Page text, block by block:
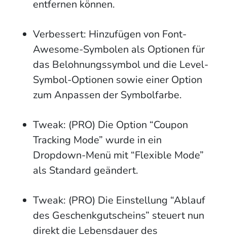
entfernen können.
Verbessert: Hinzufügen von Font-
Awesome-Symbolen als Optionen für
das Belohnungssymbol und die Level-
Symbol-Optionen sowie einer Option
zum Anpassen der Symbolfarbe.
Tweak: (PRO) Die Option “Coupon
Tracking Mode” wurde in ein
Dropdown-Menü mit “Flexible Mode”
als Standard geändert.
Tweak: (PRO) Die Einstellung “Ablauf
des Geschenkgutscheins” steuert nun
direkt die Lebensdauer des